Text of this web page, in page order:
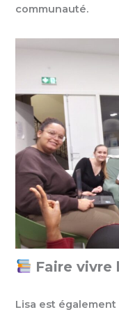
communauté.
Faire
Lisa est également